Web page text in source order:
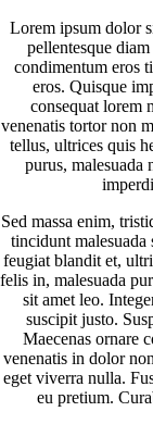
Lorem ipsum dolor
pellentesque
condimentum eros
eros. Quisque
consequat lorem
venenatis tortor non
tellus, ultrices quis
purus, malesuada
Sed massa enim,
tincidunt
feugiat blandit et,
felis in, malesuada
sit amet leo.
suscipit justo.
Maecenas ornare
venenatis in dolor
eget viverra nulla.
eu pretium.